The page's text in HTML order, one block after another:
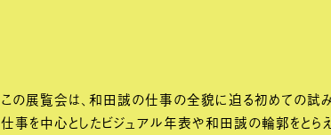
この展覧会は、和田誠の仕事の全貌に迫る初めての試
仕事を中心としたビジュアル年表や和田誠の輪郭をとら